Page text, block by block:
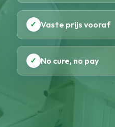
✓ Vaste prijs vooraf
✓ No cure, no pay